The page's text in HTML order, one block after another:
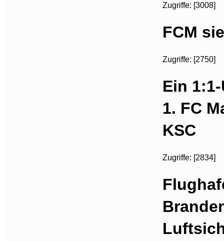
Zugriffe: [3008]
FCM
Zugriffe: [2750]
Ein
1. FC
KSC
Zugriffe: [2834]